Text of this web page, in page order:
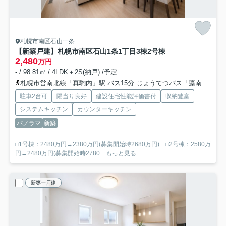
札幌市南区石山一条
【新築戸建】札幌市南区石山1条1丁目3棟2号棟
2,480万円
- / 98.81㎡ / 4LDK＋2S(納戸) /予定
札幌市営南北線「真駒内」駅 バス15分 じょうてつバス「藻南橋」 停歩8分
駐車2台可 陽当り良好 建設住宅性能評価書付
収納豊富
システムキッチン
カウンターキッチン
パノラマ 新築
□1号棟：2480万円→2380万円(募集開始時2680万円) □2号棟：2580万
円→2480万円(募集開始時2780... もっと見る
新築一戸建